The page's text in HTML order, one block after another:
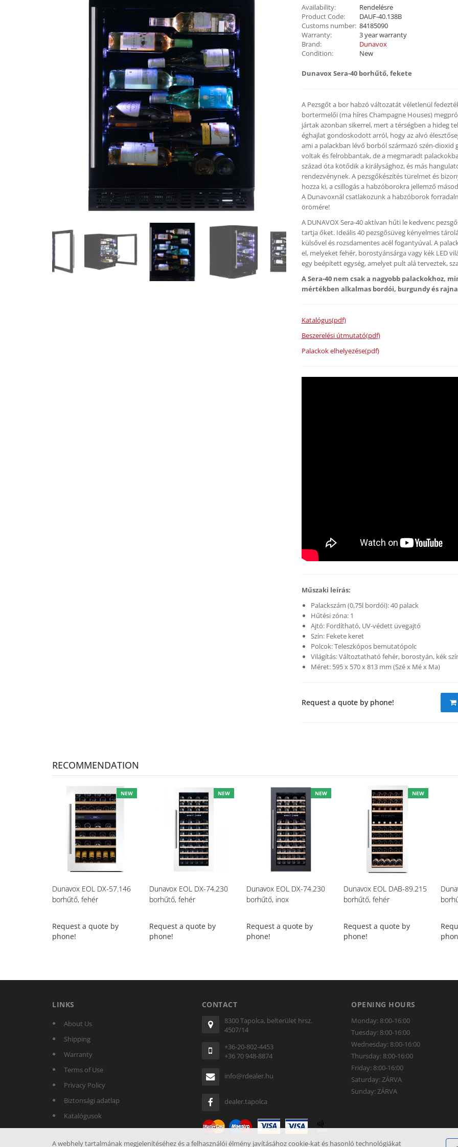
Availability:
Rendelésre
Product Code:
DAUF-40.138B
Customs number: 84185090
Warranty:
3 year warranty
Brand:
Dunavox
Condition:
New
Dunavox Sera-40 borhűtő, fekete
A Pezsgőt a bor habzó változatát véletlenül
bortermelői (ma híres Champagne Houses)
jártak azonban sikerrel, mert a térségben a hideg
éghajlat gondoskodott arról, hogy az alvó
ami a palackban lévő borból származó szén-dioxid
voltak és felrobbantak, de a megmaradt
század óta kötődik a királysághoz, és más
rendezvénynek. A pezsgőkészítés türelmet és
hozza ki, a csillogás a habzóborokra jellemző
A Dunavoxnál csatlakozunk a habzóborok
örömére!
A DUNAVOX Sera-40 aktívan hűti le kedvenc
tartja őket. Ideális 40 pezsgősüveg kényelmes
külsővel és rozsdamentes acél fogantyúval. A
el, melyeket fehér, borostyánsárga vagy kék LED
egy beépített egység, amelyet pult alá terveztek,
A Sera-40 nem csak a nagyobb palackokhoz,
mértékben alkalmas bordói, burgundy és
Katalógus(pdf)
Beszerelési útmutató(pdf)
Palackok elhelyezése(pdf)
Műszaki leírás:
Palackszám (0,75l bordói): 40 palack
Hűtési zóna: 1
Ajtó: Fordítható, UV-védett üvegajtó
Szín: Fekete keret
Polcok: Teleszkópos bemutatópolc
Világítás: Változtatható fehér, borostyán, kék
Méret: 595 x 570 x 813 mm (Szé x Mé x Ma)
Request a quote by phone!
RECOMMENDATION
NEW
Dunavox EOL DX-57.146
borhűtő, fehér
Request a quote by
phone!
NEW
Dunavox EOL DX-74.230
borhűtő, fehér
Request a quote by
phone!
NEW
Dunavox EOL DX-74.230
borhűtő, inox
Request a quote by
phone!
NEW
Dunavox EOL DAB-89.215
borhűtő, fehér
Request a quote by
phone!
LINKS
About Us
Shipping
Warranty
Terms of Use
Privacy Policy
Biztonsági adatlap
Katalógusok
CONTACT
8300 Tapolca, belterület hrsz.
4507/14
+36-20-802-4453
+36 70 948-8874
info@rdealer.hu
dealer.tapolca
OPENING HOURS
Monday: 8:00-16:00
Tuesday: 8:00-16:00
Wednesday: 8:00-16:00
Thursday: 8:00-16:00
Friday: 8:00-16:00
Saturday: ZÁRVA
Sunday: ZÁRVA
A webhely tartalmának megjelenítéséhez és a felhasználói élmény javításához cookie-kat és hasonló technológiákat